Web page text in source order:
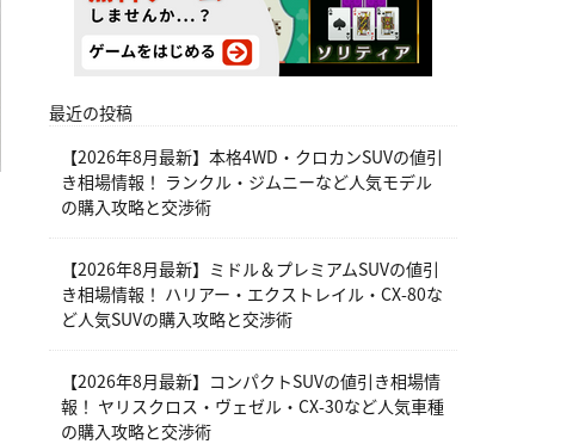
最近の投稿
【2026年8月最新】本格4WD・クロカンSUVの値引
き相場情報！ ランクル・ジムニーなど人気モデル
の購入攻略と交渉術
【2026年8月最新】ミドル＆プレミアムSUVの値引
き相場情報！ ハリアー・エクストレイル・CX-80な
ど人気SUVの購入攻略と交渉術
【2026年8月最新】コンパクトSUVの値引き相場情
報！ ヤリスクロス・ヴェゼル・CX-30など人気車種
の購入攻略と交渉術